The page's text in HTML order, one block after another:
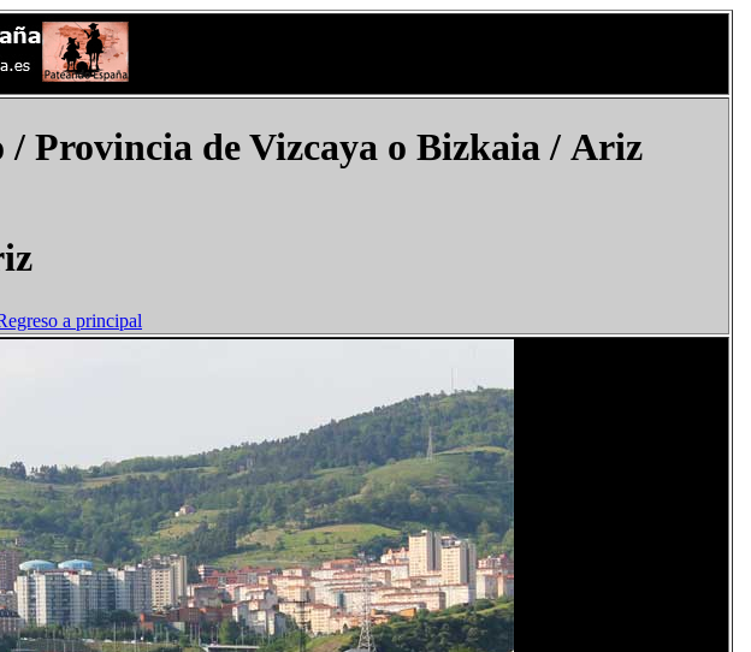
/ Provincia de Vizcaya o Bizkaia / Ariz
a principal